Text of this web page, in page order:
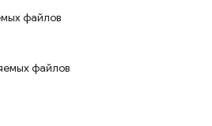
файлов
файлов